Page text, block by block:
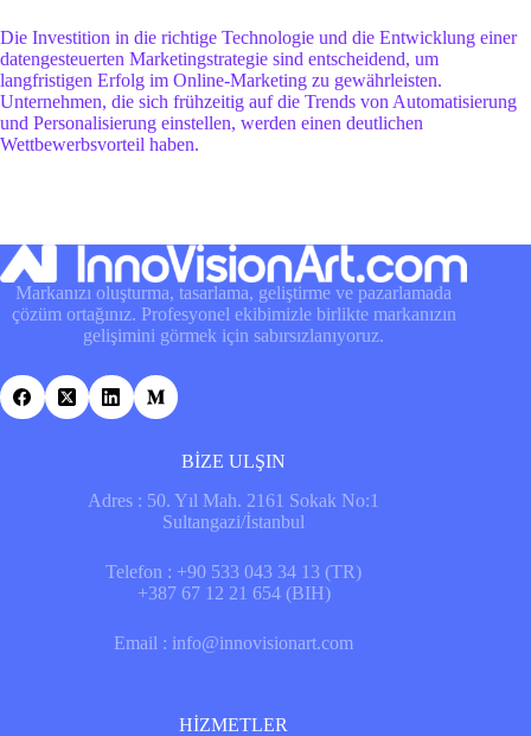
Die Investition in die richtige Technologie und die Entwicklung einer
datengesteuerten Marketingstrategie sind entscheidend, um
langfristigen Erfolg im Online-Marketing zu gewährleisten.
Unternehmen, die sich frühzeitig auf die Trends von Automatisierung
und Personalisierung einstellen, werden einen deutlichen
Wettbewerbsvorteil haben.
Markanızı oluşturma, tasarlama, geliştirme ve pazarlamada
çözüm ortağınız. Profesyonel ekibimizle birlikte markanızın
gelişimini görmek için sabırsızlanıyoruz.
BİZE ULŞIN
Adres : 50. Yıl Mah. 2161 Sokak No:1
Sultangazi/İstanbul
Telefon : +90 533 043 34 13 (TR)
+387 67 12 21 654 (BIH)
Email : info@innovisionart.com
HİZMETLER